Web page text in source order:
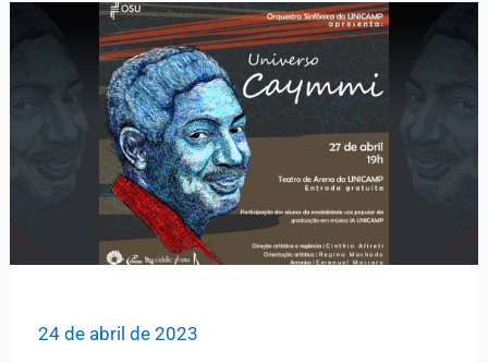
homenagem
a
Dorival
Caymmi
24 de abril de 2023